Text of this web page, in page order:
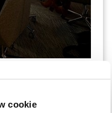
cookie
za relację B2B.